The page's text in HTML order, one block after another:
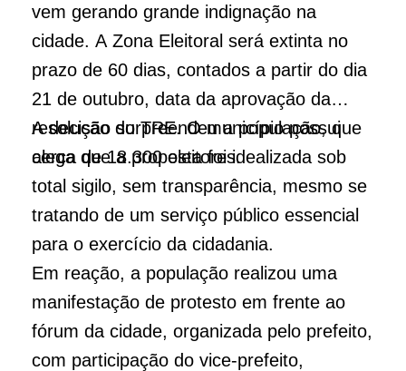
vem gerando grande indignação na
cidade. A Zona Eleitoral será extinta no
prazo de 60 dias, contados a partir do dia
21 de outubro, data da aprovação da
resolução do TRE. O município possui
cerca de 18.300 eleitores.
A decisão surpreendeu a população, que
alega que a proposta foi idealizada sob
total sigilo, sem transparência, mesmo se
tratando de um serviço público essencial
para o exercício da cidadania.
Em reação, a população realizou uma
manifestação de protesto em frente ao
fórum da cidade, organizada pelo prefeito,
com participação do vice-prefeito,